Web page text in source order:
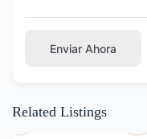
Enviar Ahora
Related Listings